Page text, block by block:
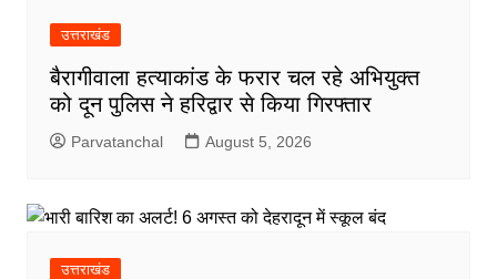
उत्तराखंड
बैरागीवाला हत्याकांड के फरार चल रहे अभियुक्त
को दून पुलिस ने हरिद्वार से किया गिरफ्तार
Parvatanchal August 5, 2026
उत्तराखंड